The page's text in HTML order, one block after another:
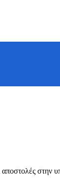
στην